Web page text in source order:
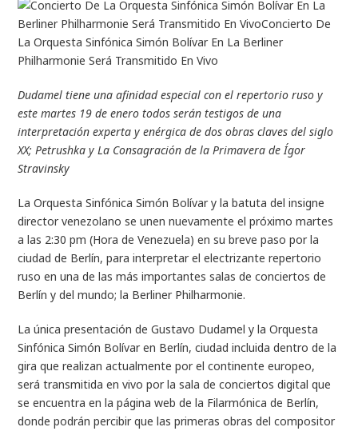
Dudamel tiene una afinidad especial con el repertorio ruso y
este martes 19 de enero todos serán testigos de una
interpretación experta y enérgica de dos obras claves del siglo
XX; Petrushka y La Consagración de la Primavera de Ígor
Stravinsky
La Orquesta Sinfónica Simón Bolívar y la batuta del insigne
director venezolano se unen nuevamente el próximo martes
a las 2:30 pm (Hora de Venezuela) en su breve paso por la
ciudad de Berlín, para interpretar el electrizante repertorio
ruso en una de las más importantes salas de conciertos de
Berlín y del mundo; la Berliner Philharmonie.
La única presentación de Gustavo Dudamel y la Orquesta
Sinfónica Simón Bolívar en Berlín, ciudad incluida dentro de la
gira que realizan actualmente por el continente europeo,
será transmitida en vivo por la sala de conciertos digital que
se encuentra en la página web de la Filarmónica de Berlín,
donde podrán percibir que las primeras obras del compositor